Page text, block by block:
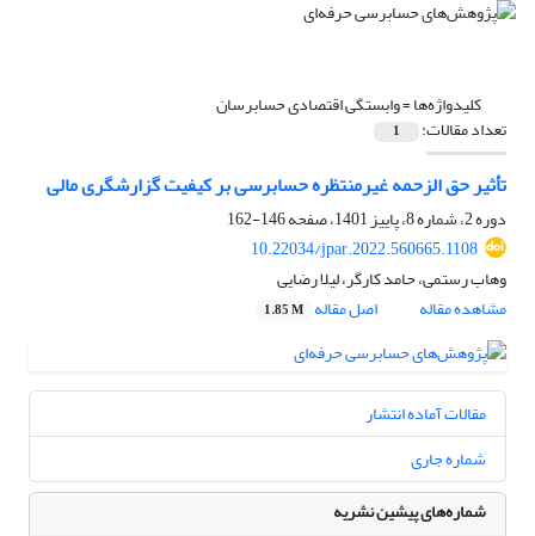
کلیدواژه‌ها =وابستگی اقتصادی حسابرسان
تعداد مقالات: 1
تأثیر حق الزحمه غیرمنتظره حسابرسی بر کیفیت گزارشگری مالی
دوره 2، شماره 8، پاییز 1401، صفحه
146-162
10.22034/jpar.2022.560665.1108
وهاب رستمی، حامد کارگر، لیلا رضایی
مشاهده مقاله
اصل مقاله 1.85 M
مقالات آماده انتشار
شماره جاری
شماره‌های پیشین نشریه